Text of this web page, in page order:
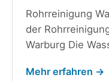
Rohrreinigung
der
Warburg Die
Mehr erfahren →